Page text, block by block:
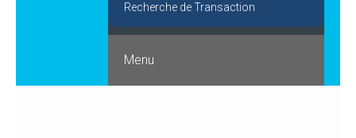
Recherche de Transaction
Menu